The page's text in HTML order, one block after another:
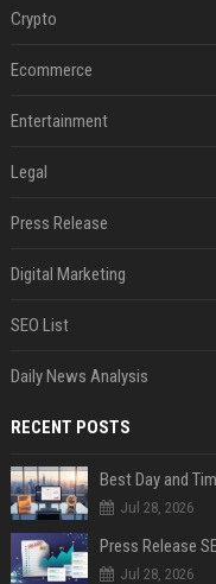
Crypto
Ecommerce
Entertainment
Legal
Press Release
Digital Marketing
SEO List
Daily News Analysis
RECENT POSTS
Best Day and
Jul 28, 2026
Jul 28, 2026